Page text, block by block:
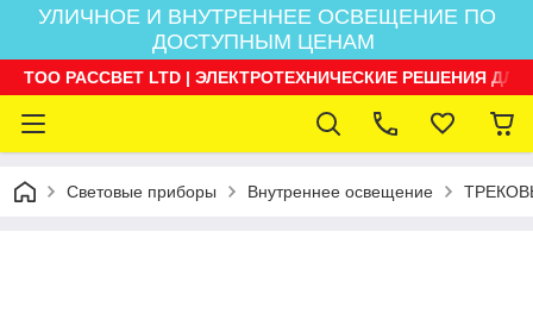
УЛИЧНОЕ И ВНУТРЕННЕЕ ОСВЕЩЕНИЕ ПО
ДОСТУПНЫМ ЦЕНАМ
ТОО РАССВЕТ LTD | ЭЛЕКТРОТЕХНИЧЕСКИЕ РЕШЕНИЯ
Световые приборы Внутреннее освещение